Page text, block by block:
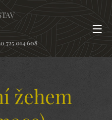
725 014 608
žehem